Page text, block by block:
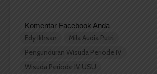
Komentar Facebook Anda
Edy Ikhsan
Mila Audia Putri
Pengunduran Wisuda Periode IV
Wisuda Periode IV USU